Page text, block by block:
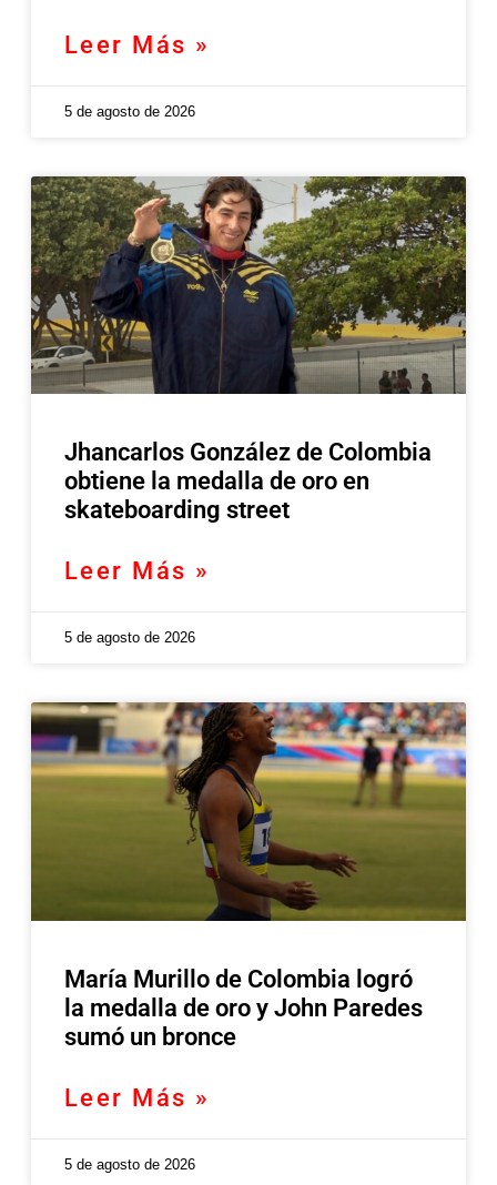
Leer Más »
5 de agosto de 2026
Jhancarlos González de Colombia
obtiene la medalla de oro en
skateboarding street
Leer Más »
5 de agosto de 2026
María Murillo de Colombia logró
la medalla de oro y John Paredes
sumó un bronce
Leer Más »
5 de agosto de 2026